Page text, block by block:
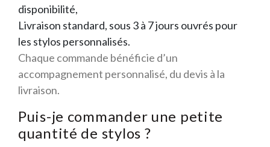
disponibilité,
Livraison standard, sous 3 à 7 jours ouvrés pour
les stylos personnalisés.
Chaque commande bénéficie d’un
accompagnement personnalisé, du devis à la
livraison.
Puis-je commander une petite
quantité de stylos ?